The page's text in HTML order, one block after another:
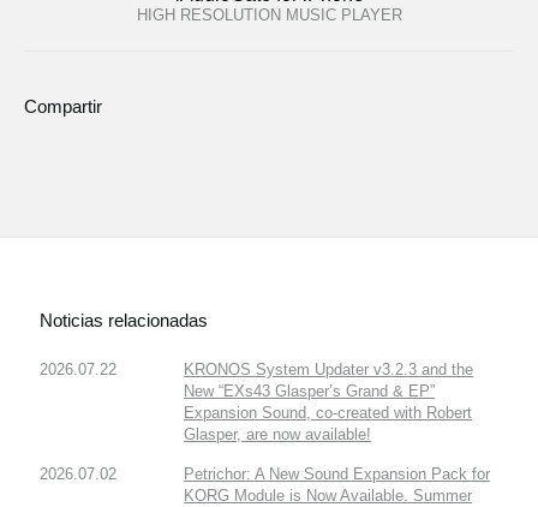
HIGH RESOLUTION MUSIC PLAYER
Compartir
Noticias relacionadas
2026.07.22
KRONOS System Updater v3.2.3 and the
New “EXs43 Glasper’s Grand & EP”
Expansion Sound, co-created with Robert
Glasper, are now available!
2026.07.02
Petrichor: A New Sound Expansion Pack for
KORG Module is Now Available. Summer